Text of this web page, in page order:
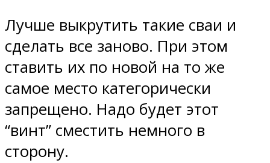
Лучше выкрутить такие сваи и
сделать все заново. При этом
ставить их по новой на то же
самое место категорически
запрещено. Надо будет этот
“винт” сместить немного в
сторону.